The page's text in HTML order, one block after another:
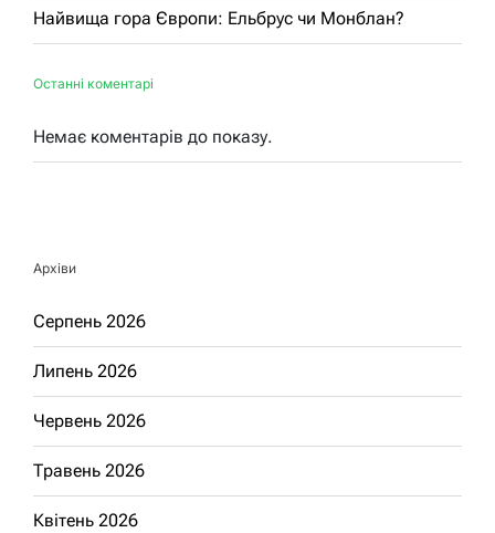
Найвища гора Європи: Ельбрус чи Монблан?
Останні коментарі
Немає коментарів до показу.
Архіви
Серпень 2026
Липень 2026
Червень 2026
Травень 2026
Квітень 2026